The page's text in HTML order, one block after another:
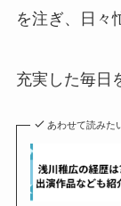
を注ぎ、日々
充実した毎日
あわせて読みた